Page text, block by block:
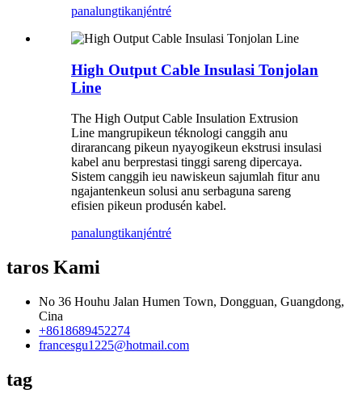
panalungtikanjéntré
High Output Cable Insulasi Tonjolan
Line
The High Output Cable Insulation Extrusion
Line mangrupikeun téknologi canggih anu
dirarancang pikeun nyayogikeun ekstrusi insulasi
kabel anu berprestasi tinggi sareng dipercaya.
Sistem canggih ieu nawiskeun sajumlah fitur anu
ngajantenkeun solusi anu serbaguna sareng
efisien pikeun produsén kabel.
panalungtikanjéntré
taros Kami
No 36 Houhu Jalan Humen Town, Dongguan, Guangdong,
Cina
+8618689452274
francesgu1225@hotmail.com
tag